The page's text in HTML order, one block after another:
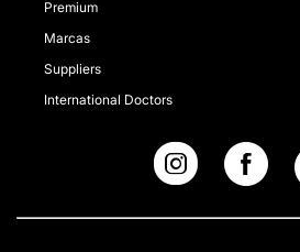
Premium
Marcas
Suppliers
International Doctors